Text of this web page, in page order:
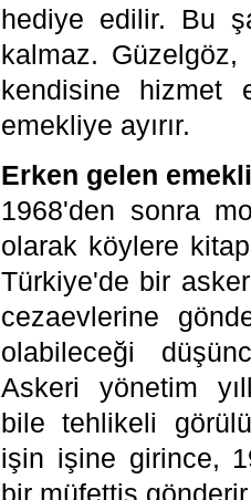
hediye edilir. Bu
kalmaz. Güzelgöz,
kendisine hizmet
emekliye ayırır.
Erken gelen
1968'den sonra
olarak köylere
Türkiye'de bir
cezaevlerine
olabileceği
Askeri yönetim
bile tehlikeli
işin işine girince,
bir müfettiş